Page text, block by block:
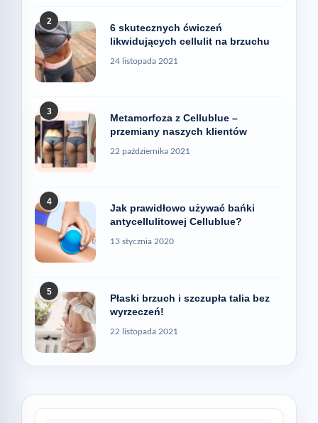
2
6 skutecznych ćwiczeń
likwidujących cellulit na brzuchu
24 listopada 2021
3
Metamorfoza z Cellublue –
przemiany naszych klientów
22 października 2021
4
Jak prawidłowo używać bańki
antycellulitowej Cellublue?
13 stycznia 2020
5
Płaski brzuch i szczupła talia bez
wyrzeczeń!
22 listopada 2021